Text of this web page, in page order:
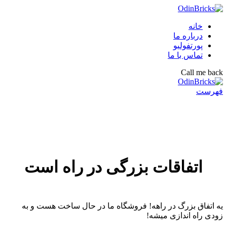
خانه
درباره ما
پورتفولیو
تماس با ما
Call me back
فهرست
اتفاقات بزرگی در راه است
یه اتفاق بزرگ در راهه! فروشگاه ما در حال ساخت هست و به
زودی راه اندازی میشه!